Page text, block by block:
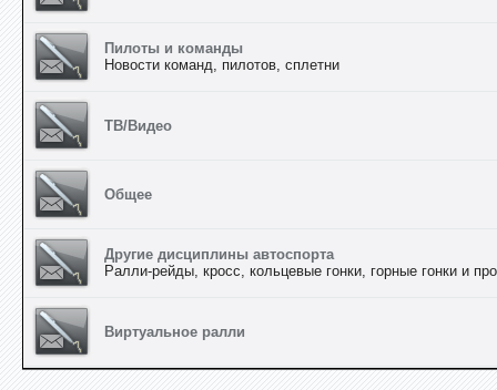
Пилоты и команды
Новости команд, пилотов, сплетни
ТВ/Видео
Общее
Другие дисциплины автоспорта
Ралли-рейды, кросс, кольцевые гонки, горные гонки и
Виртуальное ралли